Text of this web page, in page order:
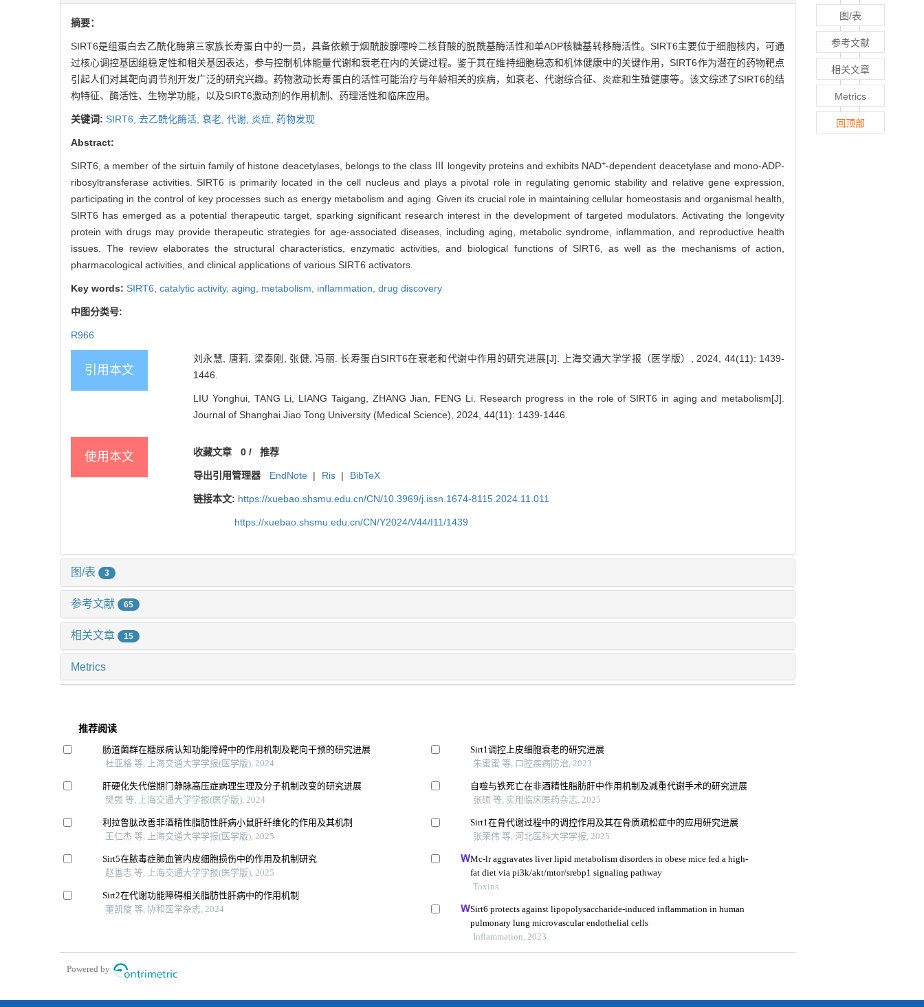
摘要：
SIRT6是组蛋白去乙酰化酶第三家族长寿蛋白中的一员，具备依赖于烟酰胺腺嘌呤二核苷酸的脱酰基酶活性和单ADP核糖基转移酶活性。SIRT6主要位于细胞核内，可通
过核心调控基因组稳定性和相关基因表达，参与控制机体能量代谢和衰老在内的关键过程。鉴于其在维持细胞稳态和机体健康中的关键作用，SIRT6作为潜在的药物靶点
引起人们对其靶向调节剂开发广泛的研究兴趣。药物激动长寿蛋白的活性可能治疗与年龄相关的疾病，如衰老、代谢综合征、炎症和生殖健康等。该文综述了SIRT6的结
构特征、酶活性、生物学功能，以及SIRT6激动剂的作用机制、药理活性和临床应用。
关键词: SIRT6, 去乙酰化酶活, 衰老, 代谢, 炎症, 药物发现
Abstract:
SIRT6, a member of the sirtuin family of histone deacetylases, belongs to the class Ⅲ longevity proteins and exhibits NAD+-dependent deacetylase and mono-ADP-
ribosyltransferase activities. SIRT6 is primarily located in the cell nucleus and plays a pivotal role in regulating genomic stability and relative gene expression,
participating in the control of key processes such as energy metabolism and aging. Given its crucial role in maintaining cellular homeostasis and organismal health,
SIRT6 has emerged as a potential therapeutic target, sparking significant research interest in the development of targeted modulators. Activating the longevity
protein with drugs may provide therapeutic strategies for age-associated diseases, including aging, metabolic syndrome, inflammation, and reproductive health
issues. The review elaborates the structural characteristics, enzymatic activities, and biological functions of SIRT6, as well as the mechanisms of action,
pharmacological activities, and clinical applications of various SIRT6 activators.
Key words: SIRT6, catalytic activity, aging, metabolism, inflammation, drug discovery
中图分类号:
R966
引用本文
刘永慧, 唐莉, 梁泰刚, 张健, 冯丽. 长寿蛋白SIRT6在衰老和代谢中作用的研究进展[J]. 上海交通大学学报（医学版）, 2024, 44(11): 1439-
1446.
LIU Yonghui, TANG Li, LIANG Taigang, ZHANG Jian, FENG Li. Research progress in the role of SIRT6 in aging and metabolism[J].
Journal of Shanghai Jiao Tong University (Medical Science), 2024, 44(11): 1439-1446.
使用本文 收藏文章 0/ 推荐
导出引用管理器 EndNote | Ris | BibTeX
链接本文: https://xuebao.shsmu.edu.cn/CN/10.3969/j.issn.1674-8115.2024.11.011
https://xuebao.shsmu.edu.cn/CN/Y2024/V44/I11/1439
图/表 3
参考文献 65
相关文章 15
Metrics
推荐阅读
肠道菌群在糖尿病认知功能障碍中的作用机制及靶向干预的研究进展
杜亚格 等, 上海交通大学学报(医学版), 2024
肝硬化失代偿期门静脉高压症病理生理及分子机制改变的研究进展
樊强 等, 上海交通大学学报(医学版), 2024
利拉鲁肽改善非酒精性脂肪性肝病小鼠肝纤维化的作用及其机制
王仁杰 等, 上海交通大学学报(医学版), 2025
Sirt5在脓毒症肺血管内皮细胞损伤中的作用及机制研究
赵善志 等, 上海交通大学学报(医学版), 2025
Sirt2在代谢功能障碍相关脂肪性肝病中的作用机制
董凯旋 等, 协和医学杂志, 2024
Sirt1调控上皮细胞衰老的研究进展
朱蜜蜜 等, 口腔疾病防治, 2023
自噬与铁死亡在非酒精性脂肪肝中作用机制及减重代谢手术的研究进展
张硕 等, 实用临床医药杂志, 2025
Sirt1在骨代谢过程中的调控作用及其在骨质疏松症中的应用研究进展
张荣伟 等, 河北医科大学学报, 2025
Mc-lr aggravates liver lipid metabolism disorders in obese mice fed a high-
fat diet via pi3k/akt/mtor/srebp1 signaling pathway
Toxins
Sirt6 protects against lipopolysaccharide-induced inflammation in human
pulmonary lung microvascular endothelial cells
Inflammation, 2023
Powered by
图/表
参考文献
相关文章
Metrics
回顶部